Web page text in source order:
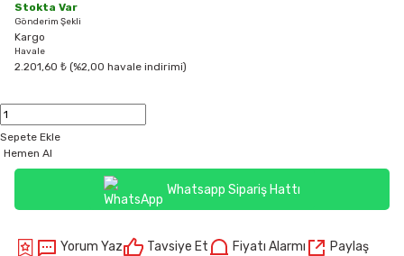
Stokta Var
Gönderim Şekli
Kargo
Havale
2.201,60 ₺ (%2,00 havale indirimi)
Sepete Ekle
Hemen Al
Whatsapp Sipariş Hattı
Yorum Yaz Tavsiye Et Fiyatı Alarmı Paylaş